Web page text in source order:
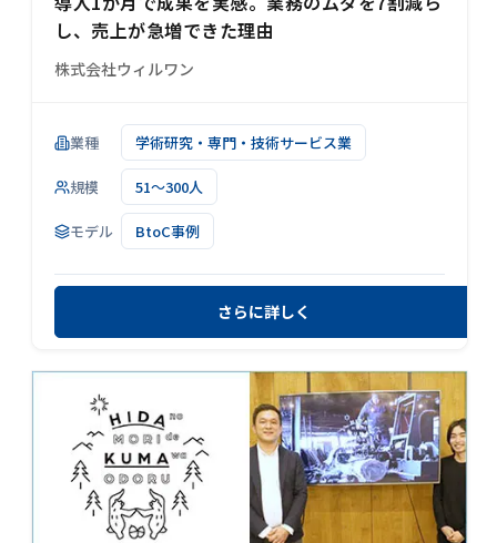
し、売上が急増できた理由
株式会社ウィルワン
業種 学術研究・専門・技術サービス業
規模 51～300人
モデル BtoC事例
さらに詳しく